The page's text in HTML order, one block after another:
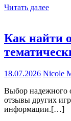
Читать далее
Как найти
18.07.2026 Nicole
Выбор надежного
отзывы других
информации.[…]